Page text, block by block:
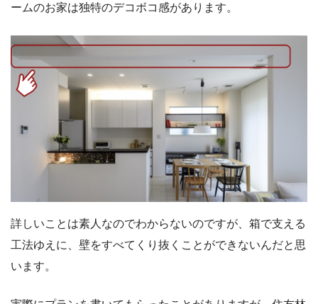
ームのお家は独特のデコボコ感があります。
詳しいことは素人なのでわからないのですが、箱で支える
工法ゆえに、壁をすべてくり抜くことができないんだと思
います。